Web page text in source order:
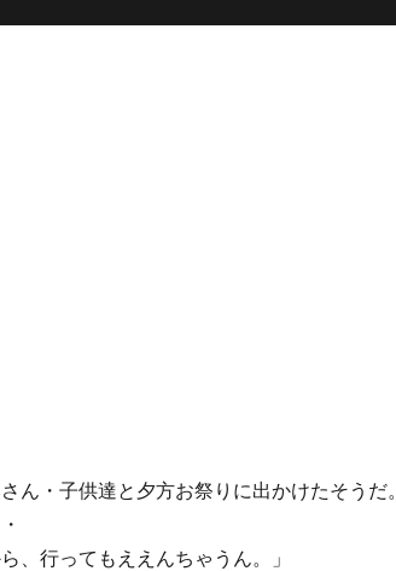
ん・子供達と夕方お祭りに出かけたそうだ。
、行ってもええんちゃうん。」